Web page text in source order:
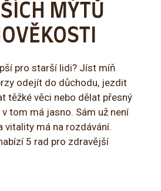
MÝTŮ
pro starší lidi? Jíst míň
odejít do důchodu, jezdit
těžké věci nebo dělat přesný
tom má jasno. Sám už není
vitality má na rozdávání.
5 rad pro zdravější